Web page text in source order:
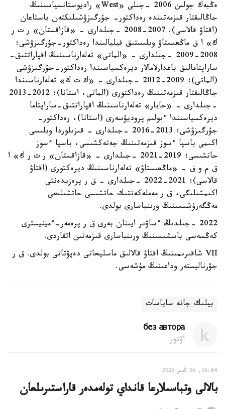
ەڭبەك جولىن 2006 -جىلى «West» راديوستانسياسىنىڭ
جاڭالىقتار قىزمەتىندە رەداكتور- جۇرگىزۋشىلىكتەن باستاعان
(اقتاۋ قالاسى). 2007-2008 -جىلدارى - «قازاقستان» ر ت ر
ك» ا ق ماڭعىستاۋ وبلىستىق فيليالىندا رەداكتور-جۇرگىزۋشى؛
2008-2009 -جىلدارى - «الماتى» تەلەارناسىنىڭ اقپاراتتىق-
ساراپتامالىق باعدارلامالار ديرەكسياسىندا رەداكتور-جۇرگىزۋشى
(الماتى)؛ 2009-2012 -جىلدارى - «ك ت ك» تەلەارناسىندا
جاڭالىقتار قىزمەتىنىڭ رەداكتورى (الماتى، استانا)؛ 2012-2013
-جىلدارى - «حابار» تەلەارناسىنىڭ اقپاراتتىق-ساراپتاما
ديرەكسياسىندا ءبولىم پروديۋسەرى (استانا)، رەداكتور-
جۇرگىزۋشى؛ 2013-2016 -جىلدارى - قىزىلوردا وبلىسى
اكىمى باسپا ءسوز قىزمەتىنىڭ جەتەكشىسى، باسپا ءسوز
حاتشىسى؛ 2019-2021 -جىلدارى - «قازاقستان» ر ت ر ك» ا
ق م و ف - «ماڭعىستاۋ» تەلەارناسىنىڭ ديرەكتورى (اقتاۋ
قالاسى)؛ 2021-2022 -جىلدارى – ق ر پرەزيدەنتى
اكىمشىلىگى، ق ر مەملەكەتتىك حاتشىسى حاتشىلىعى
مەڭگەرۋشىسىنىڭ ورىنباسارى بولدى.
2022 -جىلدىڭ ءساۋىر ايىنان بەرى ق ر پرەمەر-ءمينيسترى
كەڭسەسى باسشىسىنىڭ ورىنباسارى قىزمەتىن اتقاردى.
VII شاقىرىمىنىڭ اقتاۋ قالالىق ماسليحاتى دەپۋتاتى بولدى. ق ر
جۋرناليستەر وداعىنىڭ مۇشەسى.
بيلىك جانە ساياسات
без автора
اۆتور
16:44, 06 تامىز 2026
بالالى وتباسىلارعا قانداي تولەمدەر قاراستىرىلعان